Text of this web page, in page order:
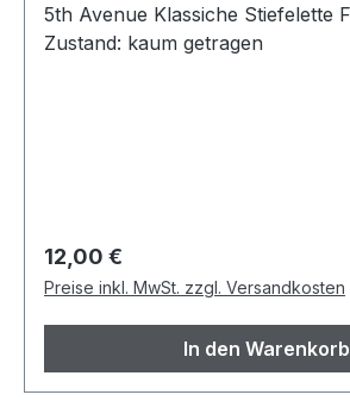
5th Avenue Klassiche Stiefelette Farbe: schwarz
Zustand: kaum getragen
Regulärer Preis:
12,00 €
Preise inkl. MwSt. zzgl. Versandkosten
In den Warenkorb